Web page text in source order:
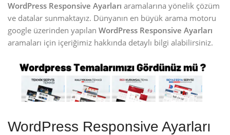
WordPress Responsive Ayarları aramalarına yönelik çözüm
ve datalar sunmaktayız. Dünyanın en büyük arama motoru
google üzerinden yapılan WordPress Responsive Ayarları
aramaları için içeriğimiz hakkında detaylı bilgi alabilirsiniz.
WordPress Responsive Ayarları